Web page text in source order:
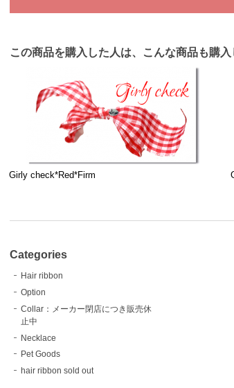
この商品を購入した人は、こんな商品も購
Girly check*Red*Firm
Categories
Hair ribbon
Option
Collar：メーカー閉店につき販売休
止中
Necklace
Pet Goods
hair ribbon sold out